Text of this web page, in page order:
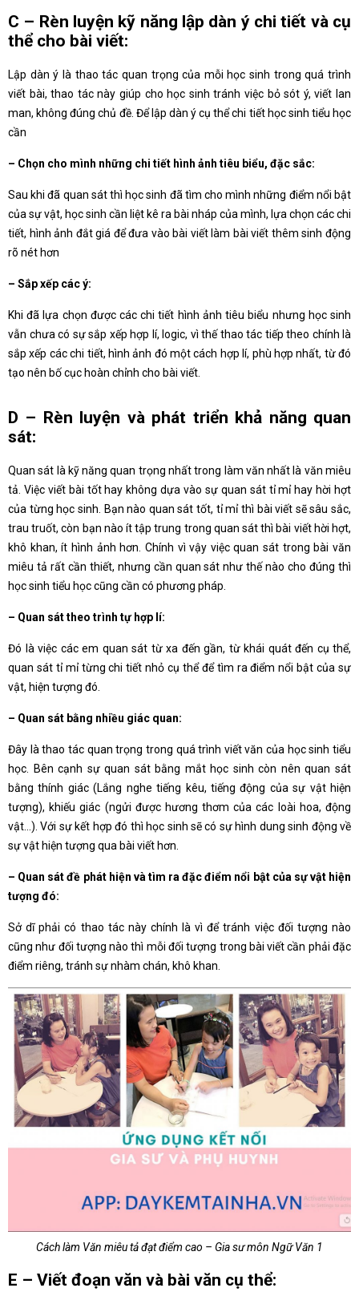
C – Rèn luyện kỹ năng lập dàn ý chi tiết và cụ
thể cho bài viết:
Lập dàn ý là thao tác quan trọng của mỗi học sinh trong quá trình
viết bài, thao tác này giúp cho học sinh tránh việc bỏ sót ý, viết lan
man, không đúng chủ đề. Để lập dàn ý cụ thể chi tiết học sinh tiểu học
cần
– Chọn cho mình những chi tiết hình ảnh tiêu biểu, đặc sắc:
Sau khi đã quan sát thì học sinh đã tìm cho mình những điểm nổi bật
của sự vật, học sinh cần liệt kê ra bài nháp của mình, lựa chọn các chi
tiết, hình ảnh đắt giá để đưa vào bài viết làm bài viết thêm sinh động
rõ nét hơn
– Sắp xếp các ý:
Khi đã lựa chọn được các chi tiết hình ảnh tiêu biểu nhưng học sinh
vẫn chưa có sự sắp xếp hợp lí, logic, vì thế thao tác tiếp theo chính là
sắp xếp các chi tiết, hình ảnh đó một cách hợp lí, phù hợp nhất, từ đó
tạo nên bố cục hoàn chỉnh cho bài viết.
D – Rèn luyện và phát triển khả năng quan
sát:
Quan sát là kỹ năng quan trọng nhất trong làm văn nhất là văn miêu
tả. Việc viết bài tốt hay không dựa vào sự quan sát tỉ mỉ hay hời hợt
của từng học sinh. Bạn nào quan sát tốt, tỉ mỉ thì bài viết sẽ sâu sắc,
trau truốt, còn bạn nào ít tập trung trong quan sát thì bài viết hời hợt,
khô khan, ít hình ảnh hơn. Chính vì vậy việc quan sát trong bài văn
miêu tả rất cần thiết, nhưng cần quan sát như thế nào cho đúng thì
học sinh tiểu học cũng cần có phương pháp.
– Quan sát theo trình tự hợp lí:
Đó là việc các em quan sát từ xa đến gần, từ khái quát đến cụ thể,
quan sát tỉ mỉ từng chi tiết nhỏ cụ thể để tìm ra điểm nổi bật của sự
vật, hiện tượng đó.
– Quan sát bằng nhiều giác quan:
Đây là thao tác quan trọng trong quá trình viết văn của học sinh tiểu
học. Bên cạnh sự quan sát bằng mắt học sinh còn nên quan sát
bằng thính giác (Lắng nghe tiếng kêu, tiếng động của sự vật hiện
tượng), khiếu giác (ngửi được hương thơm của các loài hoa, động
vật…). Với sự kết hợp đó thì học sinh sẽ có sự hình dung sinh động về
sự vật hiện tượng qua bài viết hơn.
– Quan sát đề phát hiện và tìm ra đặc điểm nổi bật của sự vật hiện
tượng đó:
Sở dĩ phải có thao tác này chính là vì để tránh việc đối tượng nào
cũng như đối tượng nào thì mỗi đối tượng trong bài viết cần phải đặc
điểm riêng, tránh sự nhàm chán, khô khan.
Cách làm Văn miêu tả đạt điểm cao – Gia sư môn Ngữ Văn 1
E – Viết đoạn văn và bài văn cụ thể: